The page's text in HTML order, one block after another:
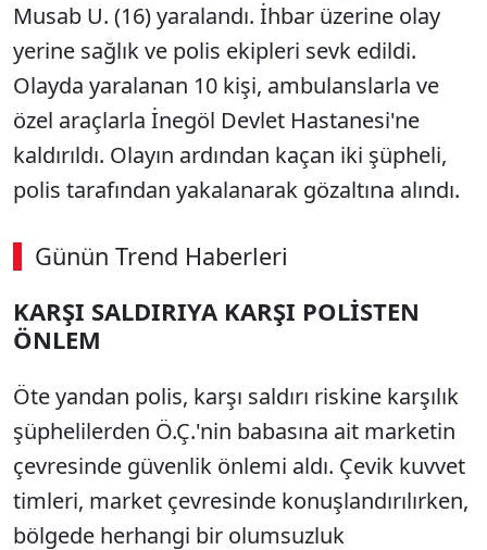
Musab U. (16) yaralandı. İhbar üzerine olay
yerine sağlık ve polis ekipleri sevk edildi.
Olayda yaralanan 10 kişi, ambulanslarla ve
özel araçlarla İnegöl Devlet Hastanesi'ne
kaldırıldı. Olayın ardından kaçan iki şüpheli,
polis tarafından yakalanarak gözaltına alındı.
Günün Trend Haberleri
KARŞI SALDIRIYA KARŞI POLİSTEN
ÖNLEM
Öte yandan polis, karşı saldırı riskine karşılık
şüphelilerden Ö.Ç.'nin babasına ait marketin
çevresinde güvenlik önlemi aldı. Çevik kuvvet
timleri, market çevresinde konuşlandırılırken,
bölgede herhangi bir olumsuzluk